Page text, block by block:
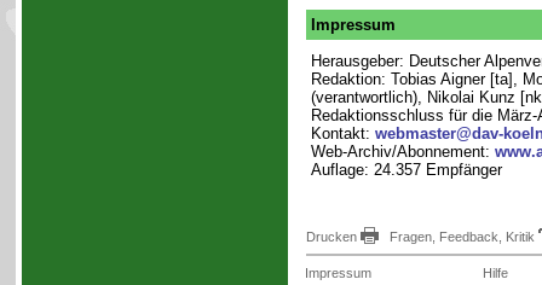
Impressum
Herausgeber: Deutscher
Redaktion: Tobias Aigner [ta],
(verantwortlich), Nikolai Kunz
Redaktionsschluss für die
Kontakt: webmaster@dav-
Web-Archiv/Abonnement:
Auflage: 24.357 Empfänger
Drucken Fragen, Feedback, Kritik
Impressum
Hilfe